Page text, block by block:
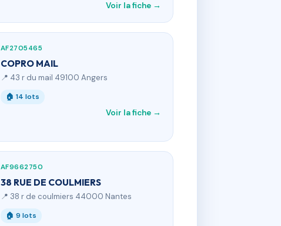
Voir la fiche →
AF2705465
COPRO MAIL
📍 43 r du mail 49100 Angers
🏠 14 lots
Voir la fiche →
AF9662750
38 RUE DE COULMIERS
📍 38 r de coulmiers 44000 Nantes
🏠 9 lots